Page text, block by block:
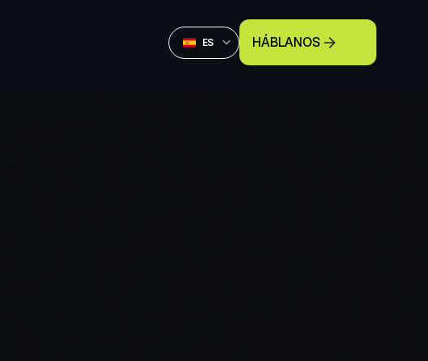
Select Language
Spanish (Spain)
ES HÁBLANOS